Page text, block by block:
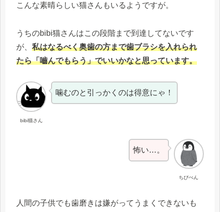
こんな素晴らしい猫さんもいるようですが。
うちのbibi猫さんはこの段階まで到達してないです
が、 私はなるべく奥歯の方まで歯ブラシを入れられ
たら「嚙んでもらう」でいいかなと思っています。
bibi猫さん
噛むのと引っかくのは得意にゃ！
ちびぺん
怖い…。
人間の子供でも歯磨きは嫌がってうまくできないも